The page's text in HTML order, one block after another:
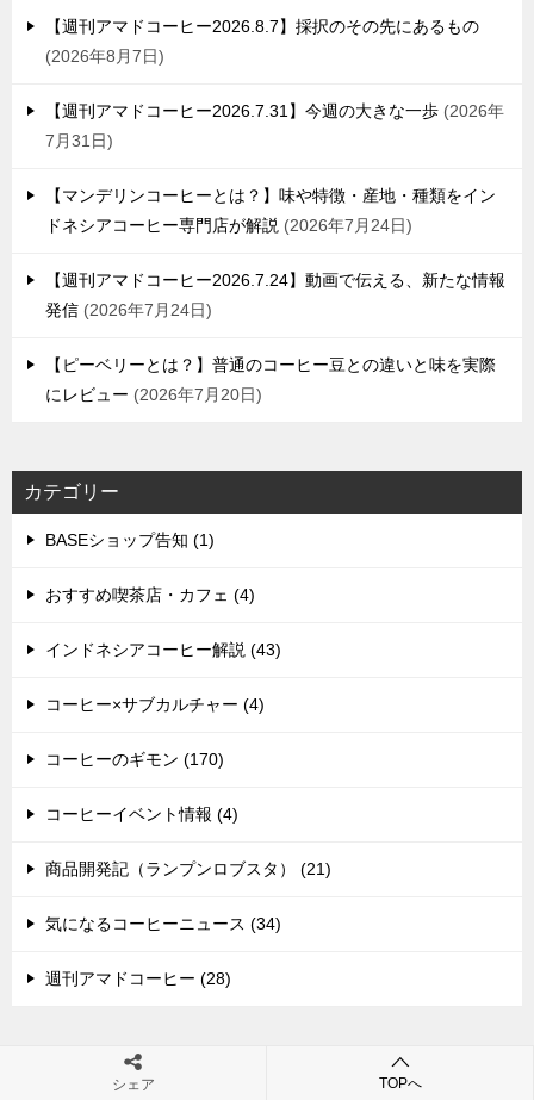
【週刊アマドコーヒー2026.8.7】採択のその先にあるもの
2026年8月7日
【週刊アマドコーヒー2026.7.31】今週の大きな一歩
2026年
7月31日
【マンデリンコーヒーとは？】味や特徴・産地・種類をイン
ドネシアコーヒー専門店が解説
2026年7月24日
【週刊アマドコーヒー2026.7.24】動画で伝える、新たな情報
発信
2026年7月24日
【ピーベリーとは？】普通のコーヒー豆との違いと味を実際
にレビュー
2026年7月20日
カテゴリー
BASEショップ告知 (1)
おすすめ喫茶店・カフェ (4)
インドネシアコーヒー解説 (43)
コーヒー×サブカルチャー (4)
コーヒーのギモン (170)
コーヒーイベント情報 (4)
商品開発記（ランプンロブスタ） (21)
気になるコーヒーニュース (34)
週刊アマドコーヒー (28)
シェア TOPへ